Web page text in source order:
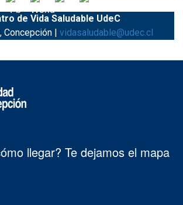
de Vida Saludable UdeC
| vidasaludable@udec.cl
llegar? Te dejamos el mapa